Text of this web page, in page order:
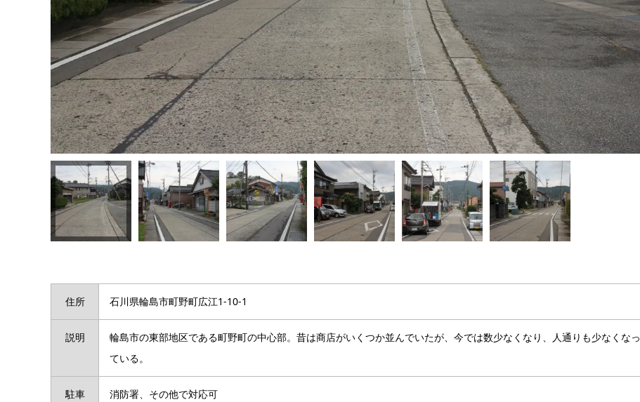
住所 石川県輪島市町野町広江1-10-1
説明
輪島市の東部地区である町野町の中心部。昔は商店がいくつか並んでいたが、今では数少なくなり、人通りも少なくなっ
ている。
駐車
消防署、その他で対応可